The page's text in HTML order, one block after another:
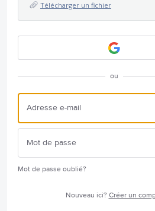
Télécharger un fichier
ou
Mot de passe oublié?
Nouveau ici? Créer un